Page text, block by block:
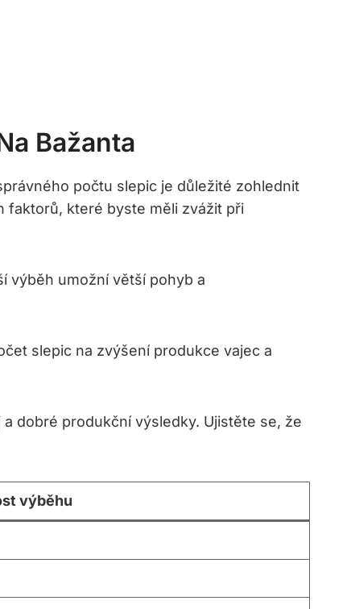
Bažanta
počtu slepic je důležité zohlednit
faktorů, které byste měli zvážit při
výběh umožní větší pohyb a
slepic na zvýšení produkce vajec a
dobré produkční výsledky. Ujistěte se, že
výběhu